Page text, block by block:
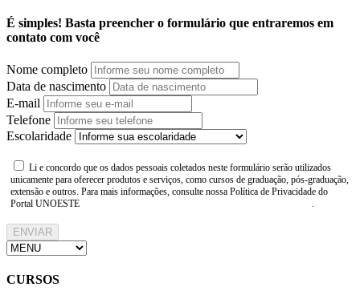
É simples! Basta preencher o formulário que entraremos em
contato com você
Nome completo
Data de nascimento
E-mail
Telefone
Escolaridade
Li e concordo que os dados pessoais coletados neste formulário serão utilizados
unicamente para oferecer produtos e serviços, como cursos de graduação, pós-graduação,
extensão e outros. Para mais informações, consulte nossa Política de Privacidade do
Portal UNOESTE
.
ENVIAR
CURSOS